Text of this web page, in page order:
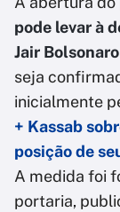
pode levar à
Jair
seja
inicialmente
+ Kassab
posição de
A medida foi
portaria,